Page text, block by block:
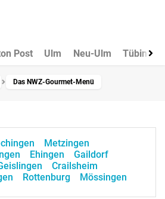
Post Ulm Neu-Ulm Tübingen
Das NWZ-Gourmet-Menü
Metzingen
Ehingen
Gaildorf
Crailsheim
Rottenburg
Mössingen